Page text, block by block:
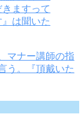
マナー講師の指
う。『頂戴いた